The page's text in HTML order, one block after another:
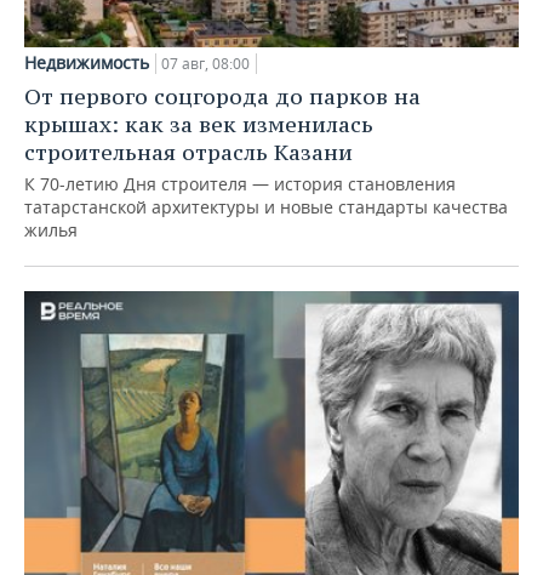
Недвижимость 07 авг, 08:00
От первого соцгорода до парков на
крышах: как за век изменилась
строительная отрасль Казани
К 70-летию Дня строителя — история становления
татарстанской архитектуры и новые стандарты качества
жилья